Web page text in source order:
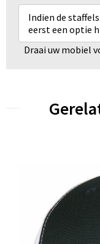
Indien de
eerst een optie
Draai uw mobiel